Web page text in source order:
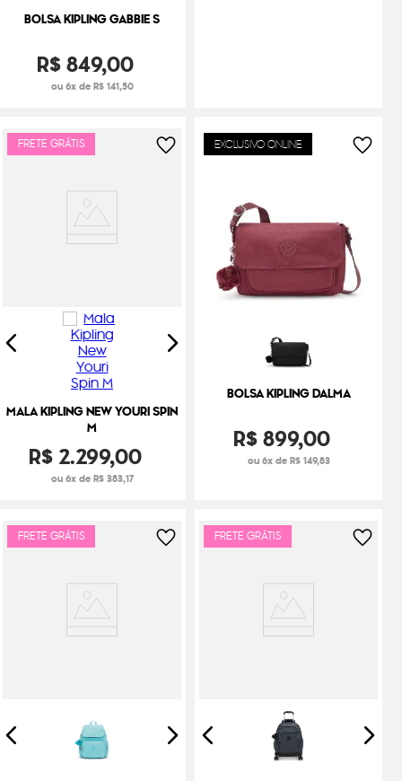
BOLSA KIPLING GABBIE S
R$849,00
ou 6x de R$ 141,50
FRETE GRÁTIS
MALA KIPLING NEW YOURI SPIN
M
R$2.299,00
ou 6x de R$ 383,17
EXCLUSIVO ONLINE
BOLSA KIPLING DALMA
R$899,00
ou 6x de R$ 149,83
FRETE GRÁTIS FRETE GRÁTIS